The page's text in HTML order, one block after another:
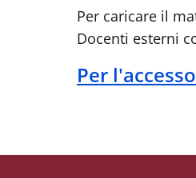
Per caricare il
Docenti esterni
Per